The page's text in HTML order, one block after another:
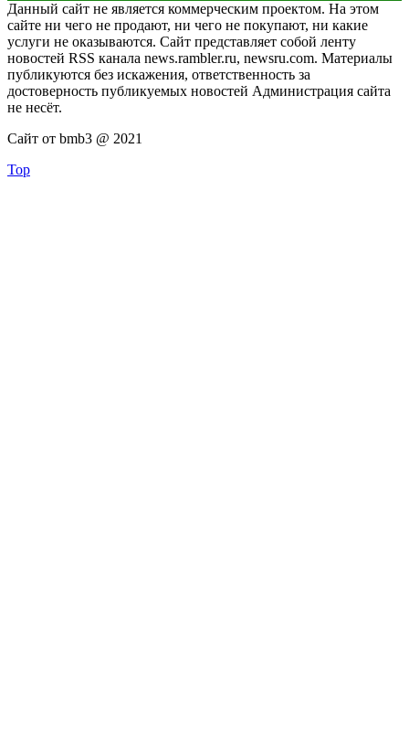
Данный сайт не является коммерческим проектом. На этом
сайте ни чего не продают, ни чего не покупают, ни какие
услуги не оказываются. Сайт представляет собой ленту
новостей RSS канала news.rambler.ru, newsru.com. Материалы
публикуются без искажения, ответственность за
достоверность публикуемых новостей Администрация сайта
не несёт.
Сайт от bmb3 @ 2021
Top